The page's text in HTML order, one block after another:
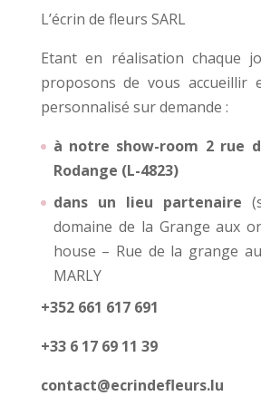
L’écrin de fleurs SARL
Etant en réalisation chaque
proposons de vous accueillir
personnalisé sur demande :
à notre show-room 2 rue
Rodange (L-4823)
dans un lieu partenaire
domaine de la Grange aux
house – Rue de la grange
MARLY
+352 661 617 691
+33 6 17 69 11 39
contact@ecrindefleurs.lu